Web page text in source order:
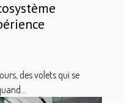
des volets qui se